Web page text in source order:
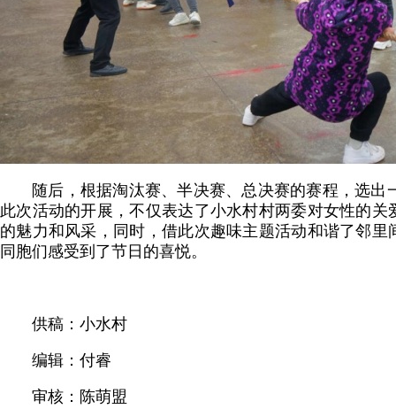
随后，根据淘汰赛、半决赛、总决赛的赛程，选出
此次活动的开展，不仅表达了小水村村两委对女性的关
的魅力和风采，同时，借此次趣味主题活动和谐了邻里
同胞们感受到了节日的喜悦。
供稿：小水村
编辑：付睿
审核：陈萌盟